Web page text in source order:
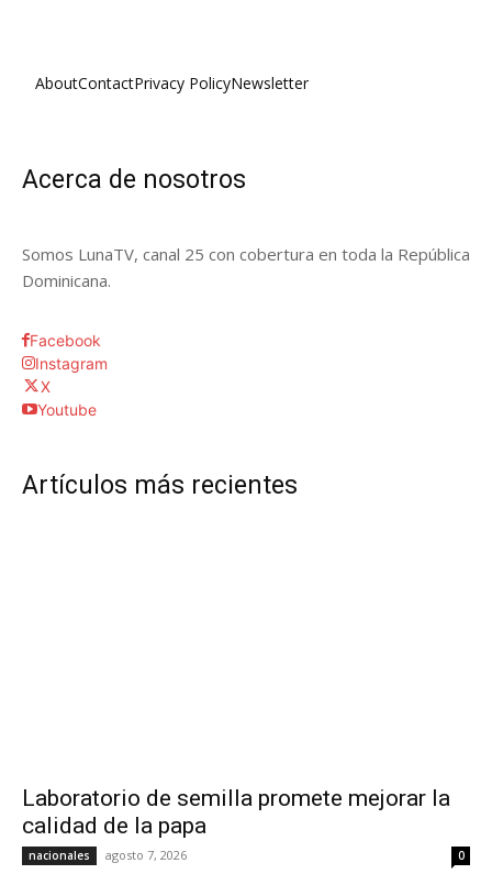
AboutContactPrivacy PolicyNewsletter
Acerca de nosotros
Somos LunaTV, canal 25 con cobertura en toda la República
Dominicana.
Facebook
Instagram
X
Youtube
Artículos más recientes
Laboratorio de semilla promete mejorar la
calidad de la papa
nacionales agosto 7, 2026 0